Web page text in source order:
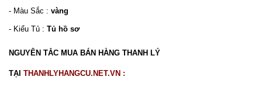
- Màu Sắc : vàng
- Kiểu Tủ : Tủ hồ sơ
NGUYÊN TẮC MUA BÁN HÀNG THANH LÝ
TẠI THANHLYHANGCU.NET.VN :